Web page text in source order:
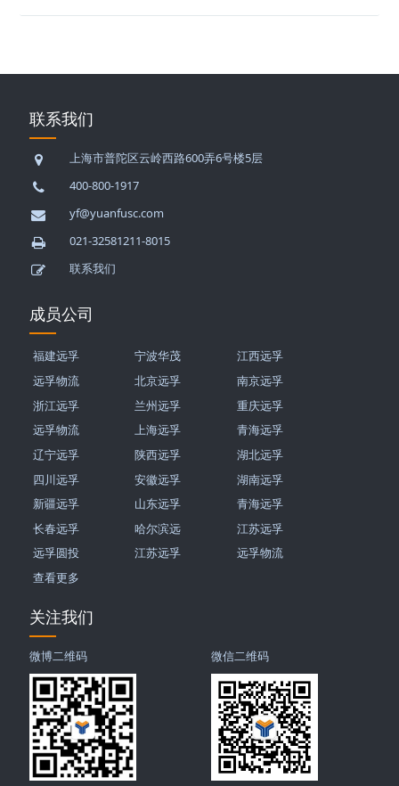
联系我们
上海市普陀区云岭西路600弄6号楼5层
400-800-1917
yf@yuanfusc.com
021-32581211-8015
联系我们
成员公司
福建远孚 宁波华茂
江西远孚
远孚物流
北京远孚
南京远孚
浙江远孚
兰州远孚
重庆远孚
远孚物流
上海远孚
青海远孚
辽宁远孚
陕西远孚
湖北远孚
四川远孚
安徽远孚
湖南远孚
新疆远孚
山东远孚
青海远孚
长春远孚
哈尔滨远
江苏远孚
远孚圆投
江苏远孚
远孚物流
查看更多
关注我们
微博二维码 微信二维码